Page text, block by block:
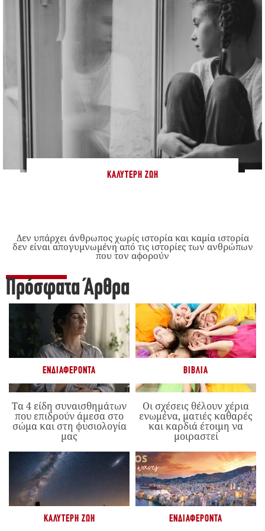
ΚΑΛΎΤΕΡΗ ΖΩΉ
Δεν υπάρχει άνθρωπος χωρίς ιστορία και καμία ιστορία
δεν είναι απογυμνωμένη από τις ιστορίες των ανθρώπων
που τον αφορούν
Πρόσφατα Άρθρα
ΕΝΔΙΑΦΈΡΟΝΤΑ
Τα 4 είδη συναισθημάτων
που επιδρούν άμεσα στο
σώμα και στη φυσιολογία
μας
ΒΙΒΛΊΑ
Οι σχέσεις θέλουν χέρια
ενωμένα, ματιές καθαρές
και καρδιά έτοιμη να
μοιραστεί
ΚΑΛΎΤΕΡΗ ΖΩΉ ΕΝΔΙΑΦΈΡΟΝΤΑ